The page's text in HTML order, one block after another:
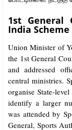
1st General
India Scheme
Union Minister of
the 1st General
and addressed
central ministries.
organise State-
identify a larger
was attended by
General, Sports